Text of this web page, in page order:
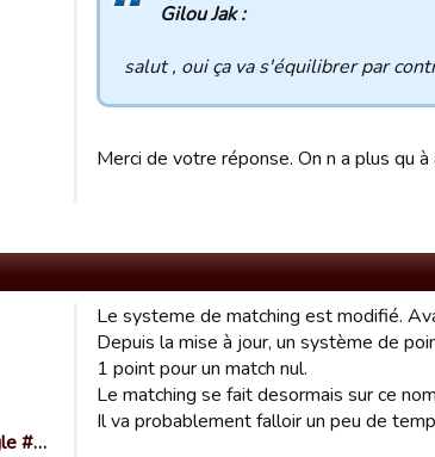
Gilou Jak :
salut , oui ça va s'équilibrer par
Merci de votre réponse. On n a plus qu
#…
Le systeme de matching est modifié.
Depuis la mise à jour, un système de
1 point pour un match nul.
Le matching se fait desormais sur ce
Il va probablement falloir un peu de